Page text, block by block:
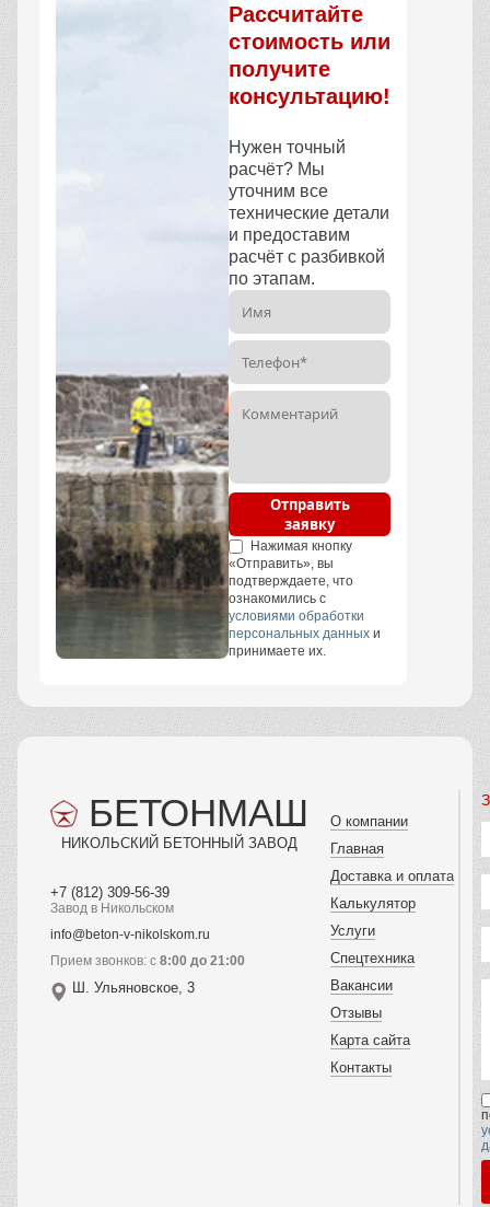
Рассчитайте
стоимость или
получите
консультацию!
Нужен точный
расчёт? Мы
уточним все
технические детали
и предоставим
расчёт с разбивкой
по этапам.
Отправить
заявку
Нажимая кнопку
«Отправить», вы
подтверждаете, что
ознакомились с
условиями обработки
персональных данных и
принимаете их.
БЕТОНМАШ
НИКОЛЬСКИЙ БЕТОННЫЙ ЗАВОД
+7 (812) 309-56-39
Завод в Никольском
info@beton-v-nikolskom.ru
Прием звонков: с 8:00 до 21:00
Ш. Ульяновское, 3
О компании
Главная
Доставка и оплата
Калькулятор
Услуги
Спецтехника
Вакансии
Отзывы
Карта сайта
Контакты